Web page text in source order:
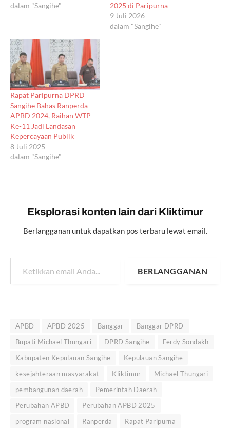
dalam "Sangihe"
2025 di Paripurna
9 Juli 2026
dalam "Sangihe"
Rapat Paripurna DPRD
Sangihe Bahas Ranperda
APBD 2024, Raihan WTP
Ke-11 Jadi Landasan
Kepercayaan Publik
8 Juli 2025
dalam "Sangihe"
Eksplorasi konten lain dari Kliktimur
Berlangganan untuk dapatkan pos terbaru lewat email.
Ketikkan email Anda...
BERLANGGANAN
APBD APBD 2025 Banggar
Banggar DPRD
Bupati Michael Thungari
DPRD Sangihe
Ferdy Sondakh
Kabupaten Kepulauan Sangihe
Kepulauan Sangihe
kesejahteraan masyarakat
Kliktimur
Michael Thungari
pembangunan daerah
Pemerintah Daerah
Perubahan APBD
Perubahan APBD 2025
program nasional
Ranperda Rapat Paripurna